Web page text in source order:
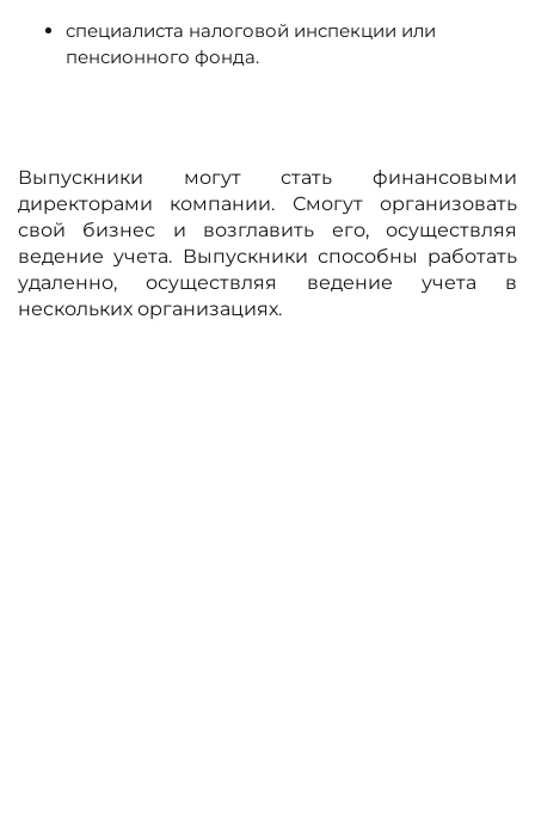
специалиста налоговой инспекции или
пенсионного фонда.
Выпускники могут стать финансовыми
директорами компании. Смогут организовать
свой бизнес и возглавить его, осуществляя
ведение учета. Выпускники способны работать
удаленно, осуществляя ведение учета в
нескольких организациях.